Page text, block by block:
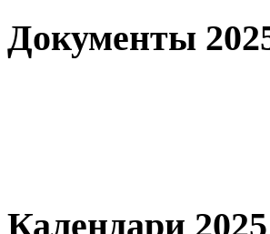
Документы
Календари